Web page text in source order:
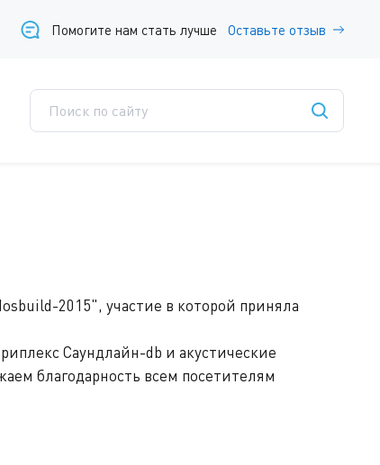
Помогите нам стать лучше Оставьте отзыв
2015", участие в которой приняла
Саундлайн-db и акустические
благодарность всем посетителям